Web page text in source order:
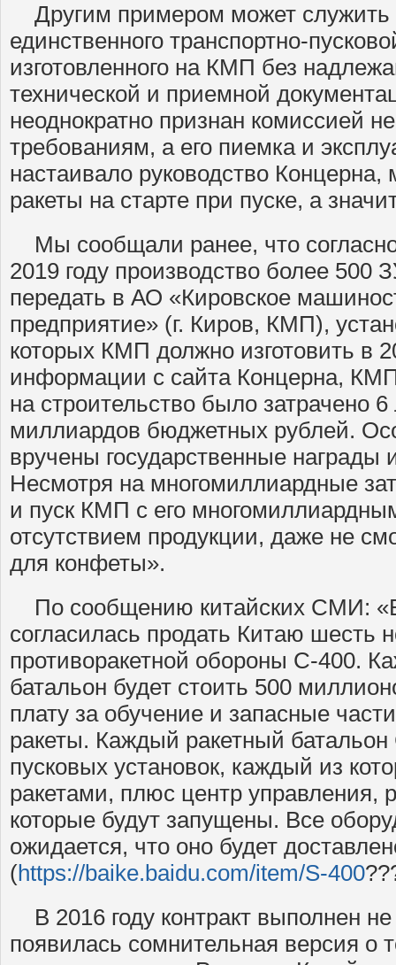
Другим примером может служить
единственного транспортно-
изготовленного на КМП без
технической и приемной
неоднократно признан комиссией
требованиям, а его пиемка и
настаивало руководство Концерна,
ракеты на старте при пуске, а
Мы сообщали ранее, что
2019 году производство более 500
передать в АО «Кировское
предприятие» (г. Киров, КМП),
которых КМП должно изготовить в
информации с сайта Концерна, КМП
на строительство было затрачено
миллиардов бюджетных рублей.
вручены государственные награды
Несмотря на многомиллиардные
и пуск КМП с его
отсутствием продукции, даже не
для конфеты».
По сообщению китайских СМИ: «В
согласилась продать Китаю шесть
противоракетной обороны С-400.
батальон будет стоить 500
плату за обучение и запасные
ракеты. Каждый ракетный
пусковых установок, каждый из
ракетами, плюс центр управления,
которые будут запущены. Все
ожидается, что оно будет
(https://baike.baidu.com/item/S-400
В 2016 году контракт выполнен
появилась сомнительная версия о